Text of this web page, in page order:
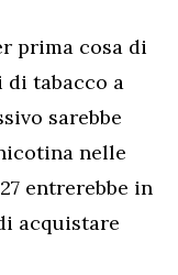
prima cosa di
tabacco a
sarebbe
nelle
entrerebbe in
acquistare